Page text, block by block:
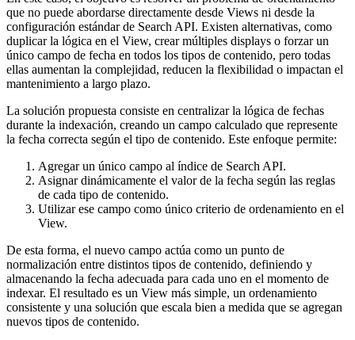
que no puede abordarse directamente desde Views ni desde la
configuración estándar de Search API. Existen alternativas, como
duplicar la lógica en el View, crear múltiples displays o forzar un
único campo de fecha en todos los tipos de contenido, pero todas
ellas aumentan la complejidad, reducen la flexibilidad o impactan el
mantenimiento a largo plazo.
La solución propuesta consiste en centralizar la lógica de fechas
durante la indexación, creando un campo calculado que represente
la fecha correcta según el tipo de contenido. Este enfoque permite:
Agregar un único campo al índice de Search API.
Asignar dinámicamente el valor de la fecha según las reglas
de cada tipo de contenido.
Utilizar ese campo como único criterio de ordenamiento en el
View.
De esta forma, el nuevo campo actúa como un punto de
normalización entre distintos tipos de contenido, definiendo y
almacenando la fecha adecuada para cada uno en el momento de
indexar. El resultado es un View más simple, un ordenamiento
consistente y una solución que escala bien a medida que se agregan
nuevos tipos de contenido.